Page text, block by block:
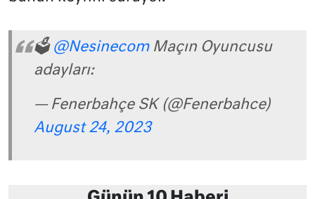
🗳 @NesinecomMaçın Oyuncusu
adayları:
— Fenerbahçe SK (@Fenerbahce)
August 24, 2023